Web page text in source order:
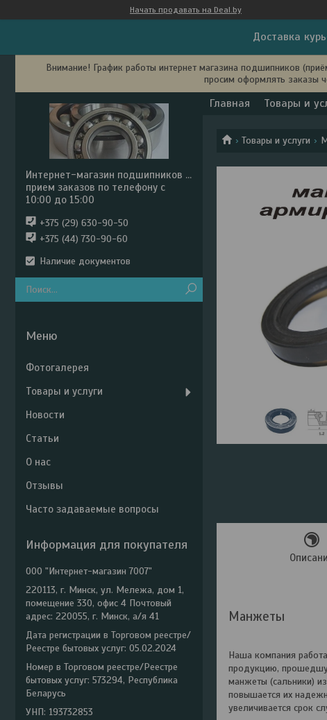
Начать продавать на Deal.by
Доставка
Внимание! График работы интернет магазина подшипников
просим оформлять заказы
Главная Товары и
Товары и услуги
Манжеты
Наша компания
продукцию,
манжеты (сальники)
повышается их
увеличивается срок
Интернет-магазин подшипников ...
прием заказов по телефону с
10:00 до 15:00
+375 (29) 630-90-50
+375 (44) 730-90-60
Наличие документов
Фотогалерея
Товары и услуги
Новости
Статьи
О нас
Отзывы
Часто задаваемые вопросы
Информация для покупателя
ООО "Интернет-магазин 7007"
220113, г. Минск, ул. Мележа, дом 1,
помещение 330, офис 4 Почтовый
адрес: 220055, г. Минск, а/я 41
Дата регистрации в Торговом реестре/
Реестре бытовых услуг: 05.02.2024
Номер в Торговом реестре/Реестре
бытовых услуг: 573294, Республика
Беларусь
УНП: 193732853